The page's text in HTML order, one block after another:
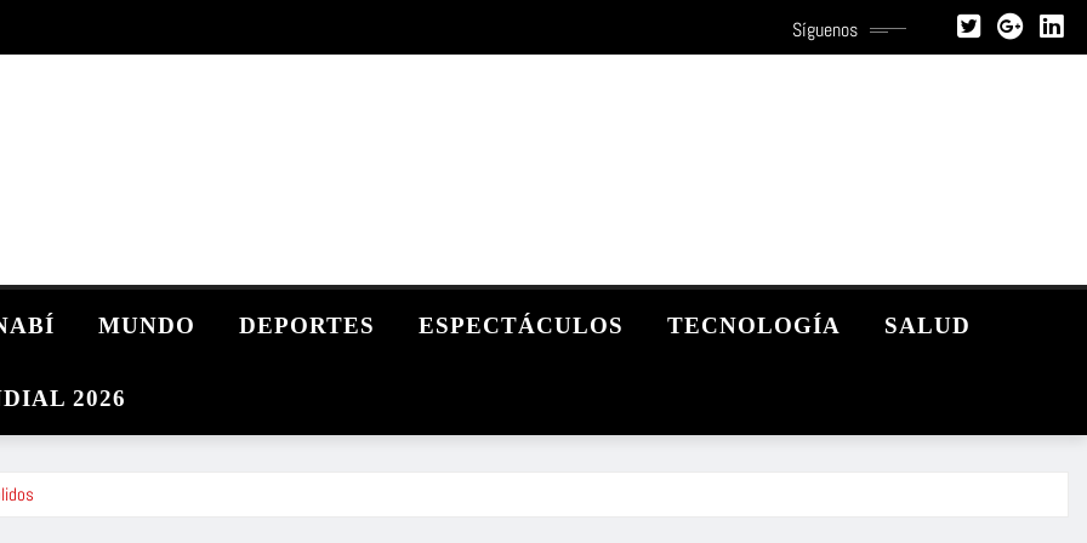
Síguenos
MUNDO DEPORTES ESPECTÁCULOS TECNOLOGÍA SALUD
2026